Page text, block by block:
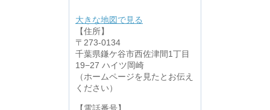
大きな地図で見る
【住所】
〒273-0134
千葉県鎌ケ谷市西佐津間1丁目
19−27 ハイツ岡崎
（ホームページを見たとお伝え
ください）